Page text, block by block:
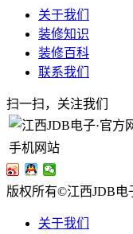
关于我们
装修知识
装修百科
联系我们
扫一扫，关注我们
手机网站
版权所有©江西JDB电
关于我们